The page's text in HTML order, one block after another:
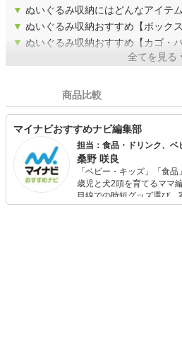
▼ ぬいぐるみ収納にはどんなアイテ
▼ ぬいぐるみ収納おすすめ【ボックス
▼ ぬいぐるみ収納おすすめ【カゴ・バ
全てを見る
商品比較
マイナビおすすめナビ編集部
担当：食品・ドリンク、ベ
桑野 咲良
「ベビー・キッズ」「食
歳児と犬2頭を育てるママ
目線での時短グッズ選び
食品選び、束の間のリラ